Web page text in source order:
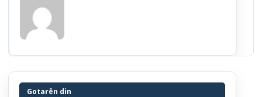
Gotarên din